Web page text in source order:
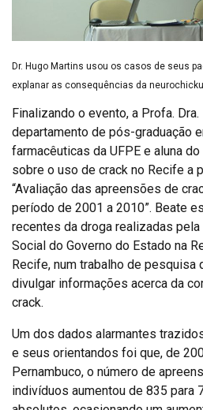
Dr. Hugo Martins usou os casos de seus
explanar as consequências da
Finalizando o evento, a Profa.
departamento de pós-graduação
farmacêuticas da UFPE e aluna
sobre o uso de crack no Recife a
“Avaliação das apreensões de
período de 2001 a 2010”. Beate
recentes da droga realizadas
Social do Governo do Estado na
Recife, num trabalho de pesquisa
divulgar informações acerca da
crack.
Um dos dados alarmantes
e seus orientandos foi que, de
Pernambuco, o número de
indivíduos aumentou de 835 para